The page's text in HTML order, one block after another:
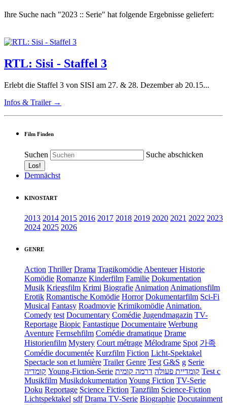
Ihre Suche nach "2023 :: Serie" hat folgende Ergebnisse geliefert:
RTL: Sisi - Staffel 3
Erlebt die Staffel 3 von SISI am 27. & 28. Dezember ab 20.15...
Infos & Trailer →
Film Finden
Suchen Suche abschicken
Demnächst
KINOSTART
2013 2014 2015 2016 2017 2018 2019 2020 2021 2022 2023
2024 2025 2026
GENRE
Action Thriller Drama TragikomödieAbenteuer Historie
Komödie Romanze Kinderfilm Familie Dokumentation
Musik Kriegsfilm Krimi BiografieAnimationAnimationsfilm
Erotik Romantische Komödie Horror Dokumentarfilm Sci-Fi
Musical Fantasy Roadmovie KrimikomödieAnimation.
Comedy test Documentary Comédie Jugendmagazin TV-
Reportage Biopic Fantastique Documentaire Werbung
Aventure Fernsehfilm Comédie dramatique Drame
Historienfilm Mystery Court métrage Mélodrame Spot 가족
Comédie documentée Kurzfilm Fiction Licht-Spektakel
Spectacle son et lumière Trailer Genre Test G&S g Serie
קומדיה Young-Fiction-Serie קומדיית פעולה דרמה קומית
Test c
Musikfilm MusikdokumentationYoung Fiction TV-Serie
Doku Reportage Science Fiction Tanzfilm Science-Fiction
Lichtspektakel sdf Drama TV-Serie Biographie Docutainment